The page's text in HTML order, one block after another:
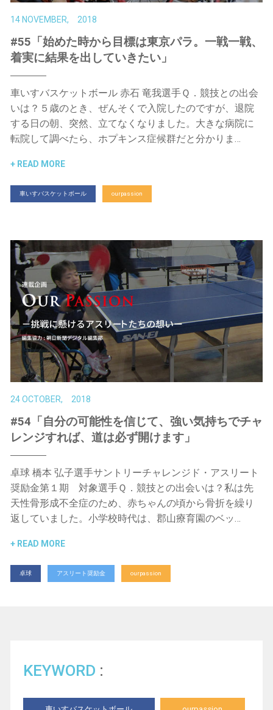
14 NOVEMBER, 2018
#55「始めた時から目標は東京パラ。一戦一戦、
着実に結果を出していきたい」
車いすバスケットボール 赤石 竜我選手Ｑ．競技との出会
いは？５歳のとき、ぜんそくで入院したのですが、退院
する日の朝、突然、立てなくなりました。大きな病院に
転院して調べたら、ホプキンス症候群だと分かりま…
READ MORE
車いすバスケットボール ourpassion
24 OCTOBER, 2018
#54「自分の可能性を信じて、強い気持ちでチャ
レンジすれば、道は必ず開けます」
卓球 橋本 弘子選手サントリーチャレンジド・アスリート
奨励金第１期 対象選手Ｑ．競技との出会いは？私は先
天性骨形成不全症のため、赤ちゃんの頃から骨折を繰り
返していました。小学校時代は、郡山療育園のベッ…
READ MORE
卓球 アスリート奨励金 ourpassion
KEYWORD